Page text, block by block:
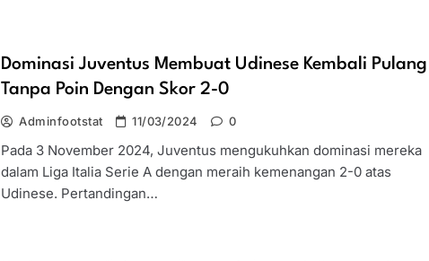
Dominasi Juventus Membuat Udinese Kembali Pulang
Tanpa Poin Dengan Skor 2-0
Adminfootstat 11/03/2024 0
Pada 3 November 2024, Juventus mengukuhkan dominasi mereka
dalam Liga Italia Serie A dengan meraih kemenangan 2-0 atas
Udinese. Pertandingan…